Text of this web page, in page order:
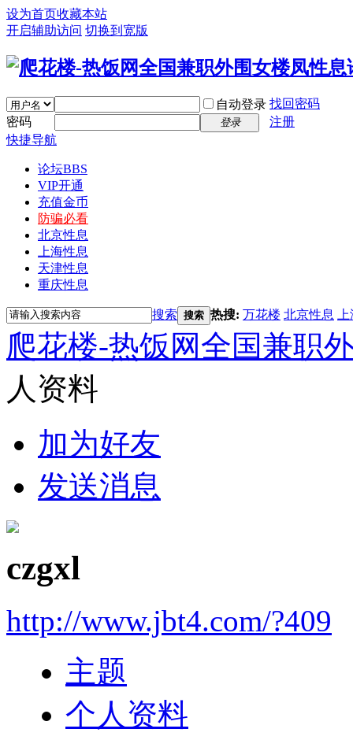
设为首页收藏本站
开启辅助访问 切换到宽版
自动登录 找回密码
密码
登录
注册
快捷导航
论坛BBS
VIP开通
充值金币
防骗必看
北京性息
上海性息
天津性息
重庆性息
搜索 搜索 热搜: 万花楼 北京性息
爬花楼-热饭网全国兼职
人资料
加为好友
发送消息
czgxl
http://www.jbt4.com/?409
主题
个人资料